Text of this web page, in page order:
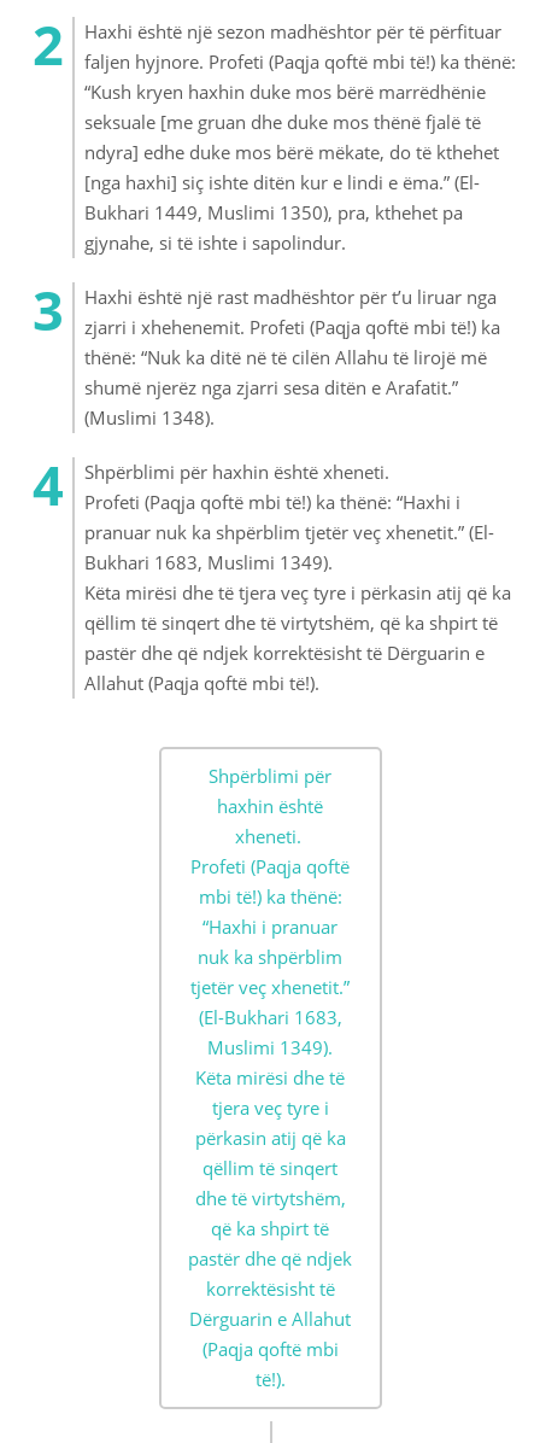
Haxhi është një sezon madhështor për të përfituar
faljen hyjnore. Profeti (Paqja qoftë mbi të!) ka thënë:
“Kush kryen haxhin duke mos bërë marrëdhënie
seksuale [me gruan dhe duke mos thënë fjalë të
ndyra] edhe duke mos bërë mëkate, do të kthehet
[nga haxhi] siç ishte ditën kur e lindi e ëma.” (El-
Bukhari 1449, Muslimi 1350), pra, kthehet pa
gjynahe, si të ishte i sapolindur.
Haxhi është një rast madhështor për t’u liruar nga
zjarri i xhehenemit. Profeti (Paqja qoftë mbi të!) ka
thënë: “Nuk ka ditë në të cilën Allahu të lirojë më
shumë njerëz nga zjarri sesa ditën e Arafatit.”
(Muslimi 1348).
Shpërblimi për haxhin është xheneti.
Profeti (Paqja qoftë mbi të!) ka thënë: “Haxhi i
pranuar nuk ka shpërblim tjetër veç xhenetit.” (El-
Bukhari 1683, Muslimi 1349).
Këta mirësi dhe të tjera veç tyre i përkasin atij që ka
qëllim të sinqert dhe të virtytshëm, që ka shpirt të
pastër dhe që ndjek korrektësisht të Dërguarin e
Allahut (Paqja qoftë mbi të!).
Shpërblimi për
haxhin është
xheneti.
Profeti (Paqja qoftë
mbi të!) ka thënë:
“Haxhi i pranuar
nuk ka shpërblim
tjetër veç xhenetit.”
(El-Bukhari 1683,
Muslimi 1349).
Këta mirësi dhe të
tjera veç tyre i
përkasin atij që ka
qëllim të sinqert
dhe të virtytshëm,
që ka shpirt të
pastër dhe që ndjek
korrektësisht të
Dërguarin e Allahut
(Paqja qoftë mbi
të!).